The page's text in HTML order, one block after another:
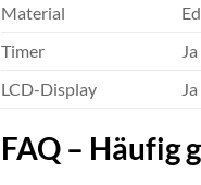
Material
Timer
Ja
LCD-Display
Ja
FAQ – Häufig